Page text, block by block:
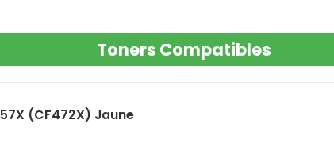
Toners Compatibles
(CF472X) Jaune